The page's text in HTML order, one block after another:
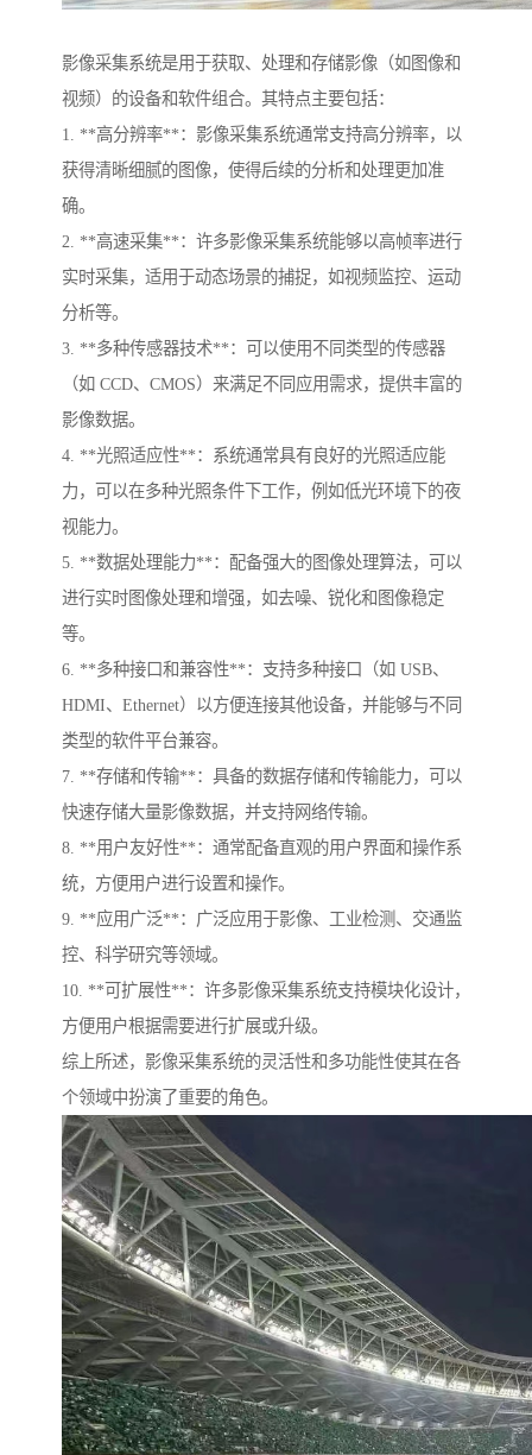
影像采集系统是用于获取、处理和存储影像（如图像和
视频）的设备和软件组合。其特点主要包括：
1. **高分辨率**：影像采集系统通常支持高分辨率，以
获得清晰细腻的图像，使得后续的分析和处理更加准
确。
2. **高速采集**：许多影像采集系统能够以高帧率进行
实时采集，适用于动态场景的捕捉，如视频监控、运动
分析等。
3. **多种传感器技术**：可以使用不同类型的传感器
（如 CCD、CMOS）来满足不同应用需求，提供丰富的
影像数据。
4. **光照适应性**：系统通常具有良好的光照适应能
力，可以在多种光照条件下工作，例如低光环境下的夜
视能力。
5. **数据处理能力**：配备强大的图像处理算法，可以
进行实时图像处理和增强，如去噪、锐化和图像稳定
等。
6. **多种接口和兼容性**：支持多种接口（如 USB、
HDMI、Ethernet）以方便连接其他设备，并能够与不同
类型的软件平台兼容。
7. **存储和传输**：具备的数据存储和传输能力，可以
快速存储大量影像数据，并支持网络传输。
8. **用户友好性**：通常配备直观的用户界面和操作系
统，方便用户进行设置和操作。
9. **应用广泛**：广泛应用于影像、工业检测、交通监
控、科学研究等领域。
10. **可扩展性**：许多影像采集系统支持模块化设计，
方便用户根据需要进行扩展或升级。
综上所述，影像采集系统的灵活性和多功能性使其在各
个领域中扮演了重要的角色。